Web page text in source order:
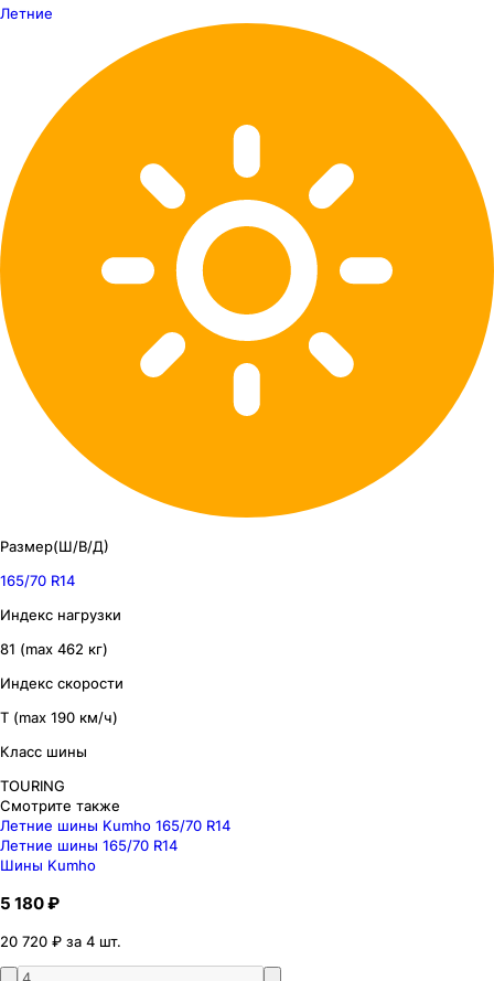
Летние
Размер(Ш/В/Д)
165/70 R14
Индекс нагрузки
81 (max 462 кг)
Индекс скорости
T (max 190 км/ч)
Класс шины
TOURING
Смотрите также
Летние шины Kumho 165/70 R14
Летние шины 165/70 R14
Шины Kumho
5 180 ₽
20 720 ₽ за 4 шт.